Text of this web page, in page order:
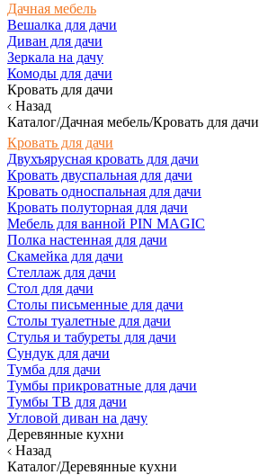
Дачная мебель
Вешалка для дачи
Диван для дачи
Зеркала на дачу
Комоды для дачи
Кровать для дачи
Назад
Каталог/Дачная мебель/Кровать для дачи
Кровать для дачи
Двухъярусная кровать для дачи
Кровать двуспальная для дачи
Кровать односпальная для дачи
Кровать полуторная для дачи
Мебель для ванной PIN MAGIC
Полка настенная для дачи
Скамейка для дачи
Стеллаж для дачи
Стол для дачи
Столы письменные для дачи
Столы туалетные для дачи
Стулья и табуреты для дачи
Сундук для дачи
Тумба для дачи
Тумбы прикроватные для дачи
Тумбы ТВ для дачи
Угловой диван на дачу
Деревянные кухни
Назад
Каталог/Деревянные кухни